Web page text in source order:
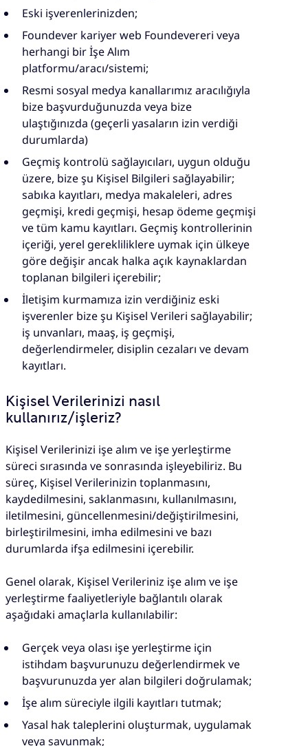
Eski işverenlerinizden;
Foundever kariyer web Foundevereri veya
herhangi bir İşe Alım
platformu/aracı/sistemi;
Resmi sosyal medya kanallarımız aracılığıyla
bize başvurduğunuzda veya bize
ulaştığınızda (geçerli yasaların izin verdiği
durumlarda)
Geçmiş kontrolü sağlayıcıları, uygun olduğu
üzere, bize şu Kişisel Bilgileri sağlayabilir;
sabıka kayıtları, medya makaleleri, adres
geçmişi, kredi geçmişi, hesap ödeme geçmişi
ve tüm kamu kayıtları. Geçmiş kontrollerinin
içeriği, yerel gerekliliklere uymak için ülkeye
göre değişir ancak halka açık kaynaklardan
toplanan bilgileri içerebilir;
İletişim kurmamıza izin verdiğiniz eski
işverenler bize şu Kişisel Verileri sağlayabilir;
iş unvanları, maaş, iş geçmişi,
değerlendirmeler, disiplin cezaları ve devam
kayıtları.
Kişisel Verilerinizi nasıl
kullanırız/işleriz?
Kişisel Verilerinizi işe alım ve işe yerleştirme
süreci sırasında ve sonrasında işleyebiliriz. Bu
süreç, Kişisel Verilerinizin toplanmasını,
kaydedilmesini, saklanmasını, kullanılmasını,
iletilmesini, güncellenmesini/değiştirilmesini,
birleştirilmesini, imha edilmesini ve bazı
durumlarda ifşa edilmesini içerebilir.
Genel olarak, Kişisel Verileriniz işe alım ve işe
yerleştirme faaliyetleriyle bağlantılı olarak
aşağıdaki amaçlarla kullanılabilir:
Gerçek veya olası işe yerleştirme için
istihdam başvurunuzu değerlendirmek ve
başvurunuzda yer alan bilgileri doğrulamak;
İşe alım süreciyle ilgili kayıtları tutmak;
Yasal hak taleplerini oluşturmak, uygulamak
veya savunmak;